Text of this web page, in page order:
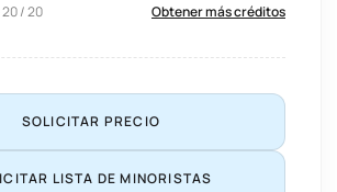
/ 20 Obtener más créditos
SOLICITAR PRECIO
LISTA DE MINORISTAS